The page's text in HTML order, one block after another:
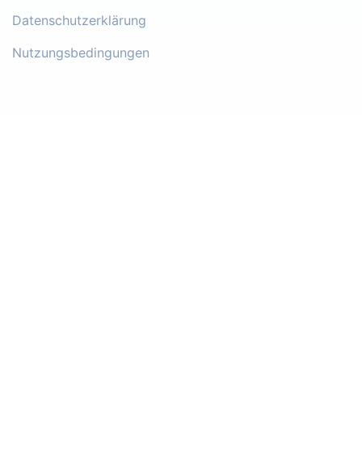
Datenschutzerklärung
Nutzungsbedingungen